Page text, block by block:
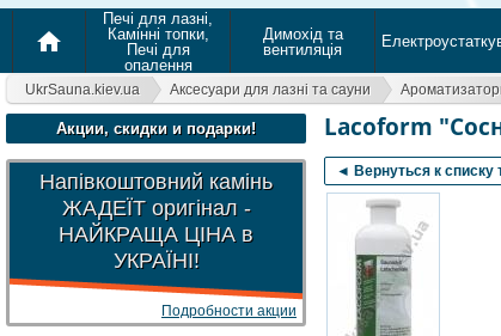
home
Печі для лазні,
Камінні топки,
Печі для
опалення
Димохід та
вентиляція
UkrSauna.kiev.ua Аксесуари для лазні та сауни
Акции, скидки и подарки!
Напівкоштовний камінь
ЖАДЕЇТ оригінал -
НАЙКРАЩА ЦІНА в
УКРАЇНІ!
Подробности акции
Lacoform
◄ Вернуться к списку